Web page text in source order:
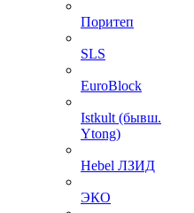
Поритеп
SLS
EuroBlock
Istkult (бывш.
Ytong)
Hebel ЛЗИД
ЭКО